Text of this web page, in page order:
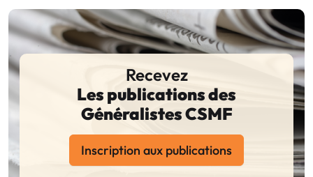
Recevez
Les publications des
Généralistes CSMF
Inscription aux publications